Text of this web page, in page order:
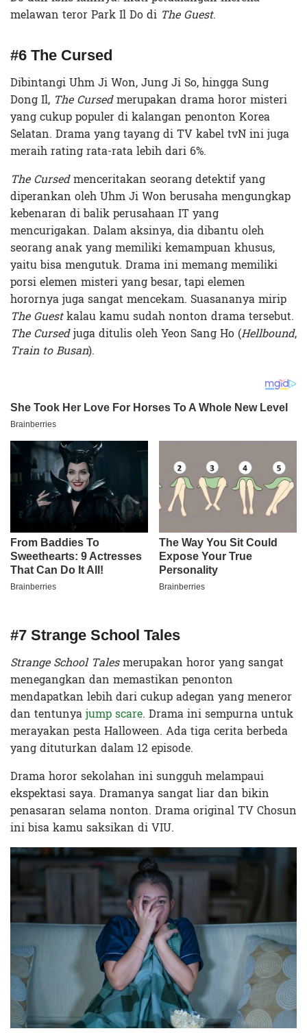
melawan teror Park Il Do di The Guest.
#6 The Cursed
Dibintangi Uhm Ji Won, Jung Ji So, hingga Sung
Dong Il, The Cursedmerupakan drama horor misteri
yang cukup populer di kalangan penonton Korea
Selatan. Drama yang tayang di TV kabel tvN ini juga
meraih rating rata-rata lebih dari 6%.
The Cursedmenceritakan seorang detektif yang
diperankan oleh Uhm Ji Won berusaha mengungkap
kebenaran di balik perusahaan IT yang
mencurigakan. Dalam aksinya, dia dibantu oleh
seorang anak yang memiliki kemampuan khusus,
yaitu bisa mengutuk. Drama ini memang memiliki
porsi elemen misteri yang besar, tapi elemen
horornya juga sangat mencekam. Suasananya mirip
The Guestkalau kamu sudah nonton drama tersebut.
The Cursedjuga ditulis oleh Yeon Sang Ho (Hellbound,
Train to Busan).
#7 Strange School Tales
Strange School Talesmerupakan horor yang sangat
menegangkan dan memastikan penonton
mendapatkan lebih dari cukup adegan yang meneror
dan tentunyajump scare. Drama ini sempurna untuk
merayakan pesta Halloween. Ada tiga cerita berbeda
yang dituturkan dalam 12 episode.
Drama horor sekolahan ini sungguh melampaui
ekspektasi saya. Dramanya sangat liar dan bikin
penasaran selama nonton. Drama original TV Chosun
ini bisa kamu saksikan di VIU.